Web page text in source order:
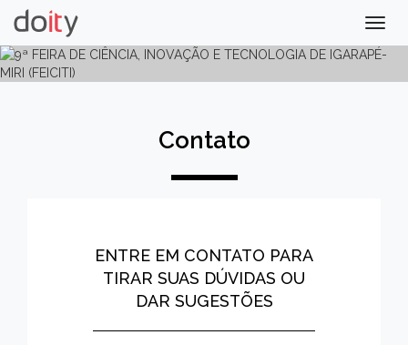
Contato
ENTRE EM CONTATO PARA
TIRAR SUAS DÚVIDAS OU
DAR SUGESTÕES